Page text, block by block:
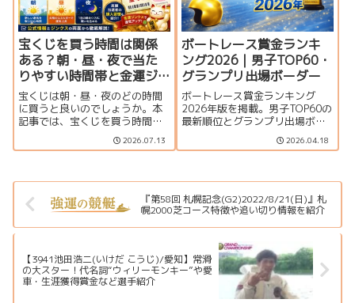
宝くじを買う時間は関係
ある？朝・昼・夜で当た
りやすい時間帯と金運ジ
ンクスを解説
宝くじは朝・昼・夜のどの時間
に買うと良いのでしょうか。本
記事では、宝くじを買う時間と
当選確率の関係、金運アップの
ジンクス、一粒万倍日や天赦日
す。
2026.07.13
ボートレース賞金ランキ
ング2026｜男子TOP60・
グランプリ出場ボーダー
ボートレース賞金ランキング
2026年版を掲載。男子TOP60の
最新順位とグランプリ出場ボー
ダー、上位選手の優出一覧をま
とめています。
2026.04.18
『第58回 札幌記念(G2)2022/8/21(日)』札
幌2000芝コース特徴や追い切り情報を紹介
【3941池田浩二(いけだ こうじ)/愛知】常滑
の大スター！代名詞“ウィリーモンキー”や愛
車・生涯獲得賞金など選手紹介